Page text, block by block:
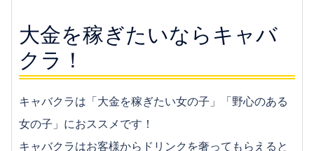
大金を稼ぎたいならキャバ
クラ！
キャバクラは「大金を稼ぎたい女の子」「野心のある
女の子」におススメです！
キャバクラはお客様からドリンクを奢ってもらえると